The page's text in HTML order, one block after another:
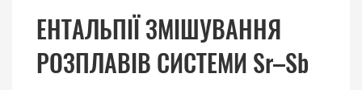
ЕНТАЛЬПІЇ ЗМІШУВАННЯ
РОЗПЛАВІВ СИСТЕМИ Sr–Sb